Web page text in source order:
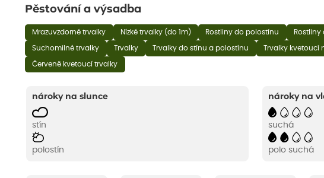
Pěstování a výsadba
Mrazuvzdorné trvalky Nízké trvalky (do 1m) Rostliny do polostínu Rostliny
Suchomilné trvalky Trvalky Trvalky do stínu a polostínu Trvalky kvetoucí
Červeně kvetoucí trvalky
nároky na slunce
stín
polostín
nároky na
suchá
polo suchá